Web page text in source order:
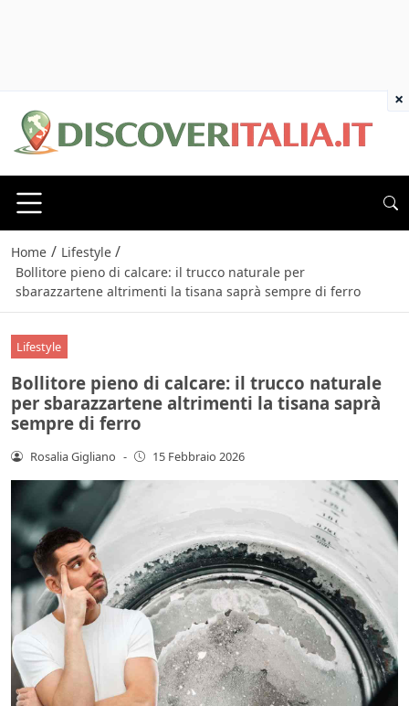
Home / Lifestyle /
Bollitore pieno di calcare: il trucco naturale per
sbarazzartene altrimenti la tisana saprà sempre di ferro
Lifestyle
Bollitore pieno di calcare: il trucco naturale
per sbarazzartene altrimenti la tisana saprà
sempre di ferro
Rosalia Gigliano - 15 Febbraio 2026
×